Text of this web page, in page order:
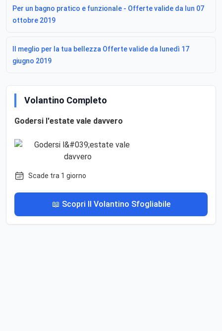
Per un bagno pratico e funzionale - Offerte valide da lun 07
ottobre 2019
Il meglio per la tua bellezza Offerte valide da lunedì 17
giugno 2019
Volantino Completo
Godersi l'estate vale davvero
Scade tra 1 giorno
📖 Scopri Il Volantino Sfogliabile